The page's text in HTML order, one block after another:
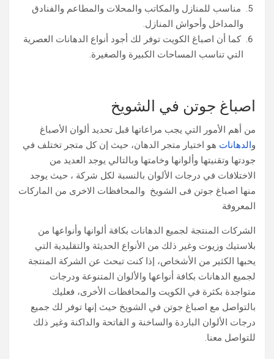
مناسب للمنازل والمكاتب والمحلات والمطاعم والفنادق
والمداخل وأحواش المنازل.
كما أن اصباغ الكويت توفر لك أجود أنواع الدهانات العصرية
التي تناسب المساحات الكبيرة والصغيرة.
اصباغ جوتن في الشويخ
من أهم الأمور التي يجب مراعاتها قبل تحديد ألوان الأصباغ
والدهانات هو اختيار متجر الدهان، حيث إن كل متجر تختلف في
جودتها وتقنيتها وألوانها وخامتها وبالتالي يوجد العديد من
الاختلافات في درجات الألوان بالنسبة لكل شركة ، حيث يوجد
منها اصباغ جوتن فى الشويخ والمحافظات الاخرى من الماركات
المعروفة
الشركات المنتجة لجميع الدهانات بكافة ألوانها وأنواعها من
بلاستيك وزيوت وغير ذلك من الأنواع الحديثة والتقليدية التي
يحبها الكثير من الأشخاص، إذا كنت تبحث عن الشركة المنتجة
لجميع الدهانات بكافة أنواعها والألوان المتنوعة ودرجات
متواجدة بكثرة في الكويت والمحافظات الأخرى، فعليك
بالتواصل مع اصباغ جوتن في الشويخ حيث إنها توفر لك جميع
درجات الألوان الباردة والساخنة و الفاتحة والداكنة وغير ذلك
للتواصل معنا.